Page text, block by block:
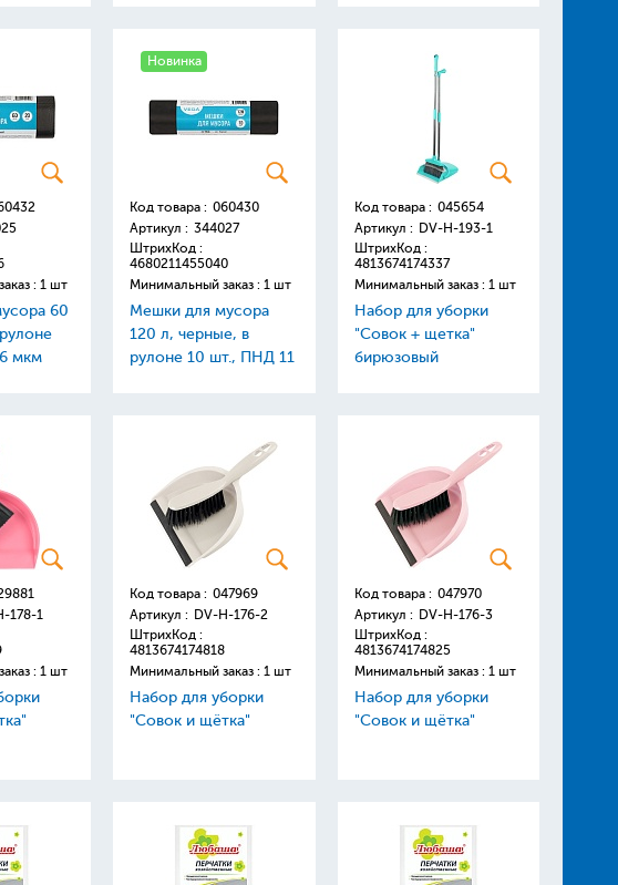
: 1 шт
60
мкм
Новинка
Код товара : 060430
Артикул : 344027
ШтрихКод :
4680211455040
Минимальный заказ : 1 шт
Мешки для мусора
120 л, черные, в
рулоне 10 шт., ПНД 11
Код товара : 045654
Артикул : DV-H-193-1
ШтрихКод :
4813674174337
Минимальный заказ : 1 шт
Набор для уборки
"Совок + щетка"
бирюзовый
178-1
: 1 шт
Код товара : 047969
Артикул : DV-H-176-2
ШтрихКод :
4813674174818
Минимальный заказ : 1 шт
Набор для уборки
"Совок и щётка"
Код товара : 047970
Артикул : DV-H-176-3
ШтрихКод :
4813674174825
Минимальный заказ : 1 шт
Набор для уборки
"Совок и щётка"